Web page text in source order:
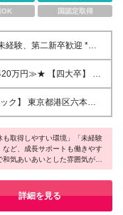
OK 国認定取得
験、第二新卒歓迎 *専
上ある方 （パート・ア
スキル(文字入力など)
ほしい』『少し不安そう
一歩先の状況を察して動
るフォームの回答を元
、必ず3日以内にご回答
万円≫★ 【四大卒】 月
業績手当年4回 【専門・
2回＋短期業績手当年4
試用期間中は契約社員雇
はありません ※研修期間
に切り替わります ※短期
ク】 東京都港区六本木7-
木レディー
豊島区南池袋一丁目19
◎2025年1月に開院した
す。 ※雇用先は医療法人
団菜寿会となります。
関連勤務地
も取得しやすい環境」「未経験
ど、成長サポートも働きやす
気あいあいとした雰囲気がと
トークなどプライベートの話
離も近いのだとか。複数名の
く仕事している様子が印象的
詳細を見る